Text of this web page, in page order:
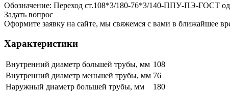
Обозначение: Переход ст.108*3/180-76*3/140-ППУ-ПЭ-ГОСТ
Задать вопрос
Оформите заявку на сайте, мы свяжемся с вами в ближайшее
Характеристики
Внутренний диаметр большей трубы, мм 108
Внутренний диаметр меньшей трубы, мм 76
Наружный диаметр большей трубы, мм
180